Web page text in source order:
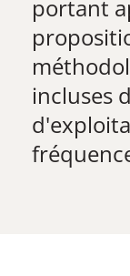
​portant
incluses